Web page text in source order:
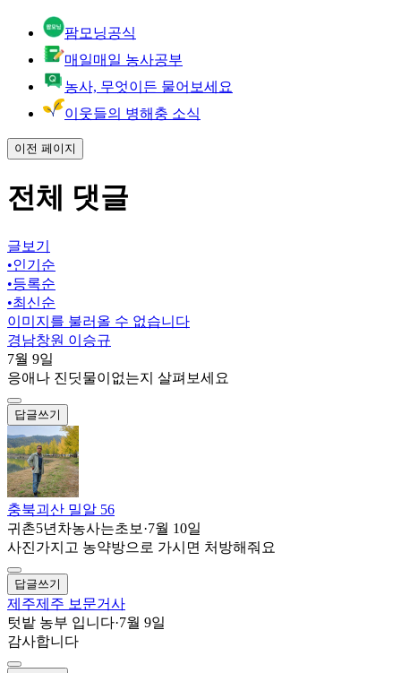
팜모닝공식
매일매일 농사공부
농사, 무엇이든 물어보세요
이웃들의 병해충 소식
이전 페이지
전체 댓글
글보기
•인기순
•등록순
•최신순
이미지를 불러올 수 없습니다
경남창원 이승규
7월 9일
응애나 진딧물이없는지 살펴보세요
답글쓰기
충북괴산 밀알 56
귀촌5년차농사는초보 ·7월 10일
사진가지고 농약방으로 가시면 처방해줘요
답글쓰기
제주제주 보문거사
텃밭 농부 입니다·7월 9일
감사합니다